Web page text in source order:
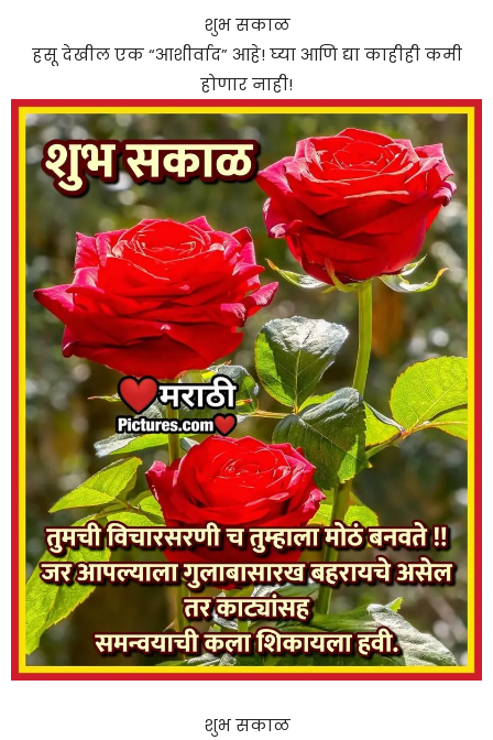
शुभ सकाळ
हसू देखील एक “आशीर्वाद” आहे! घ्या आणि द्या काहीही कमी
होणार नाही!
शुभ सकाळ